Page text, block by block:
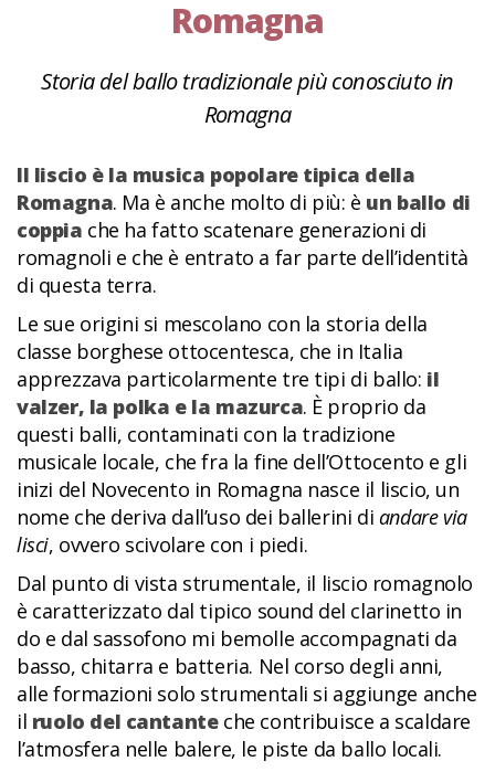
Romagna
Storia del ballo tradizionale più conosciuto in
Romagna
Il liscio è la musica popolare tipica della
Romagna. Ma è anche molto di più: è un ballo di
coppia che ha fatto scatenare generazioni di
romagnoli e che è entrato a far parte dell’identità
di questa terra.
Le sue origini si mescolano con la storia della
classe borghese ottocentesca, che in Italia
apprezzava particolarmente tre tipi di ballo: il
valzer, la polka e la mazurca. È proprio da
questi balli, contaminati con la tradizione
musicale locale, che fra la fine dell’Ottocento e gli
inizi del Novecento in Romagna nasce il liscio, un
nome che deriva dall’uso dei ballerini di andare via
lisci, ovvero scivolare con i piedi.
Dal punto di vista strumentale, il liscio romagnolo
è caratterizzato dal tipico sound del clarinetto in
do e dal sassofono mi bemolle accompagnati da
basso, chitarra e batteria. Nel corso degli anni,
alle formazioni solo strumentali si aggiunge anche
il ruolo del cantanteche contribuisce a scaldare
l’atmosfera nelle balere, le piste da ballo locali.